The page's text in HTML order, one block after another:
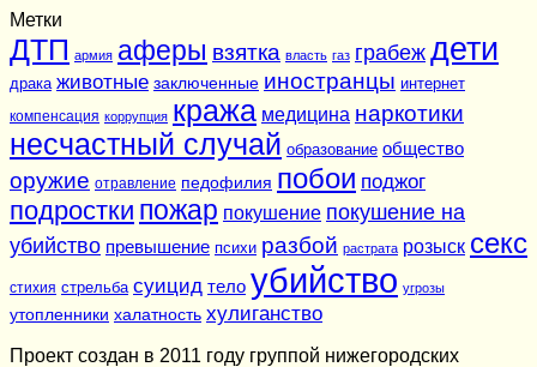
Метки
ДТП армия аферы взятка власть газ грабеж дети
драка животные заключенные иностранцы интернет
компенсация коррупция кража медицина наркотики
несчастный случай образование общество
оружие отравление педофилия побои поджог
подростки пожар покушение покушение на
убийство превышение психи разбой растрата розыск секс
стихия стрельба суицид тело убийство угрозы
утопленники халатность хулиганство
Проект создан в 2011 году группой нижегородских